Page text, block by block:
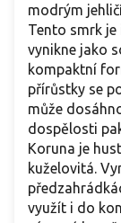
modrým
Tento smrk
vynikne jako
kompaktní
přírůstky se
může
dospělosti
Koruna je
kuželovitá.
využít i do